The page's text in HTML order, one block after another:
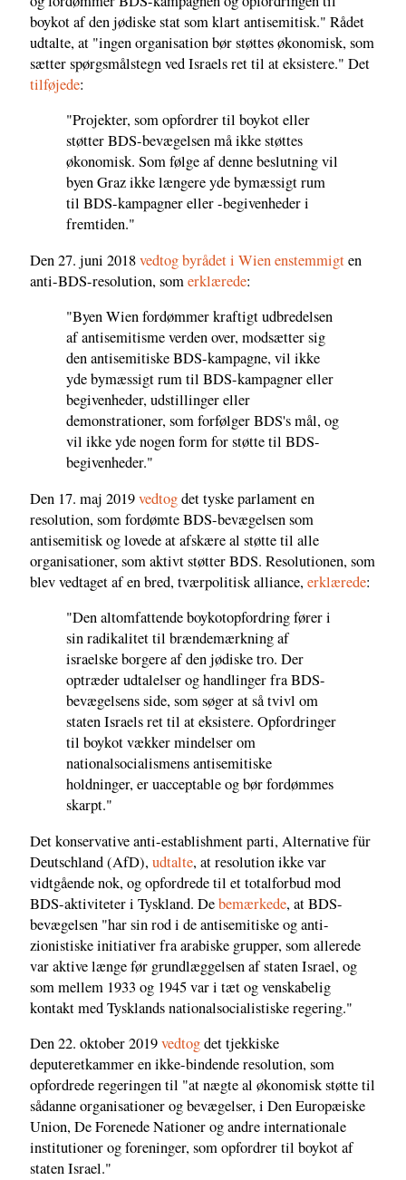
boykot af den jødiske stat som klart antisemitisk." Rådet
udtalte, at "ingen organisation bør støttes økonomisk, som
sætter spørgsmålstegn ved Israels ret til at eksistere." Det
tilføjede:
"Projekter, som opfordrer til boykot eller
støtter BDS-bevægelsen må ikke støttes
økonomisk. Som følge af denne beslutning vil
byen Graz ikke længere yde bymæssigt rum
til BDS-kampagner eller -begivenheder i
fremtiden."
Den 27. juni 2018vedtog byrådet i Wien enstemmigten
anti-BDS-resolution, somerklærede:
"Byen Wien fordømmer kraftigt udbredelsen
af antisemitisme verden over, modsætter sig
den antisemitiske BDS-kampagne, vil ikke
yde bymæssigt rum til BDS-kampagner eller
begivenheder, udstillinger eller
demonstrationer, som forfølger BDS's mål, og
vil ikke yde nogen form for støtte til BDS-
begivenheder."
Den 17. maj 2019vedtogdet tyske parlament en
resolution, som fordømte BDS-bevægelsen som
antisemitisk og lovede at afskære al støtte til alle
organisationer, som aktivt støtter BDS. Resolutionen, som
blev vedtaget af en bred, tværpolitisk alliance,erklærede:
"Den altomfattende boykotopfordring fører i
sin radikalitet til brændemærkning af
israelske borgere af den jødiske tro. Der
optræder udtalelser og handlinger fra BDS-
bevægelsens side, som søger at så tvivl om
staten Israels ret til at eksistere. Opfordringer
til boykot vækker mindelser om
nationalsocialismens antisemitiske
holdninger, er uacceptable og bør fordømmes
skarpt."
Det konservative anti-establishment parti, Alternative für
Deutschland (AfD),udtalte, at resolution ikke var
vidtgående nok, og opfordrede til et totalforbud mod
BDS-aktiviteter i Tyskland. Debemærkede, at BDS-
bevægelsen "har sin rod i de antisemitiske og anti-
zionistiske initiativer fra arabiske grupper, som allerede
var aktive længe før grundlæggelsen af staten Israel, og
som mellem 1933 og 1945 var i tæt og venskabelig
kontakt med Tysklands nationalsocialistiske regering."
Den 22. oktober 2019vedtogdet tjekkiske
deputeretkammer en ikke-bindende resolution, som
opfordrede regeringen til "at nægte al økonomisk støtte til
sådanne organisationer og bevægelser, i Den Europæiske
Union, De Forenede Nationer og andre internationale
institutioner og foreninger, som opfordrer til boykot af
staten Israel."